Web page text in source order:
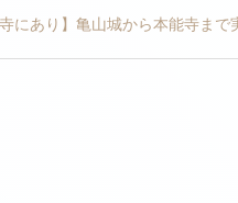
にあり】亀山城から本能寺まで